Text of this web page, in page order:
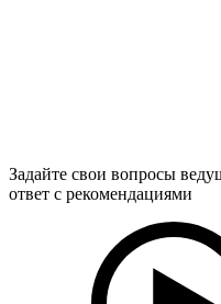
Задайте свои вопросы
ответ с рекомендациями